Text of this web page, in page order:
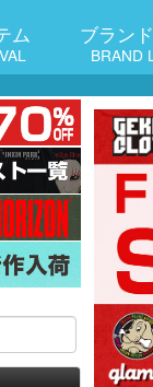
ム ブラン
BRAND